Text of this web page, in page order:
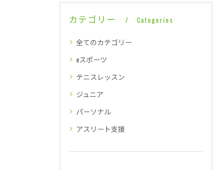
カテゴリー Categories
全てのカテゴリー
eスポーツ
テニスレッスン
ジュニア
パーソナル
アスリート支援